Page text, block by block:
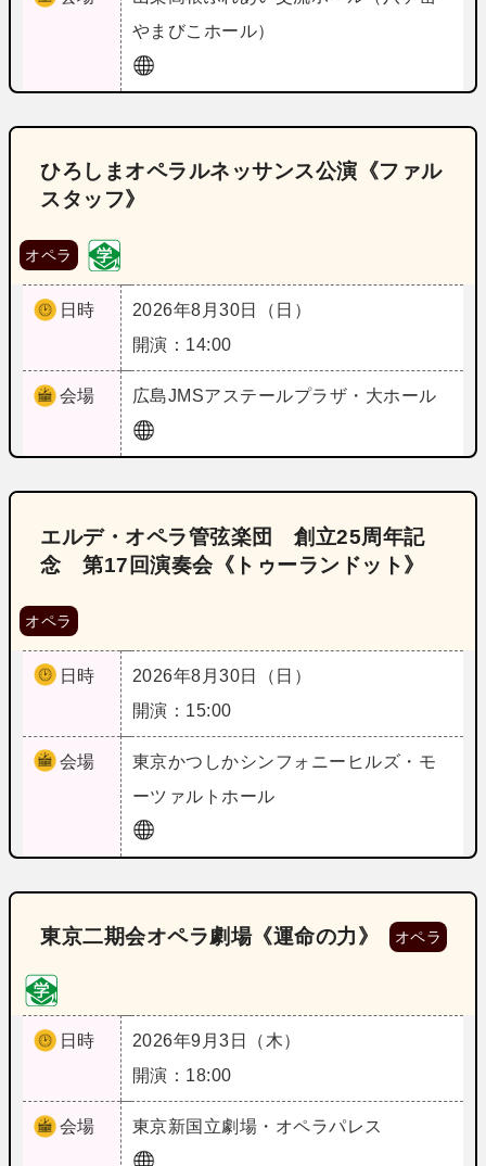
やまびこホール）
ひろしまオペラルネッサンス公演《ファル
スタッフ》
オペラ
日時
2026年8月30日（日）
開演：14:00
会場 広島JMSアステールプラザ・大ホール
エルデ・オペラ管弦楽団 創立25周年記
念 第17回演奏会《トゥーランドット》
オペラ
日時
2026年8月30日（日）
開演：15:00
会場 東京かつしかシンフォニーヒルズ・モ
ーツァルトホール
東京二期会オペラ劇場《運命の力》 オペラ
日時
2026年9月3日（木）
開演：18:00
会場 東京新国立劇場・オペラパレス